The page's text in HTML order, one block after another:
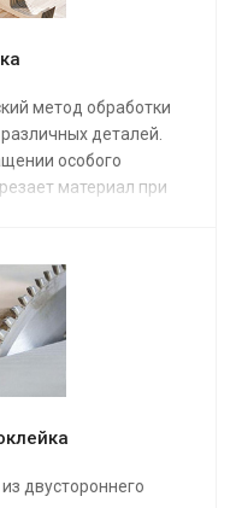
метод обработки
деталей.
особого
материал при
фрезой давно
в
поскольку
повышающие
продукта. Все
и экономит
двустороннего